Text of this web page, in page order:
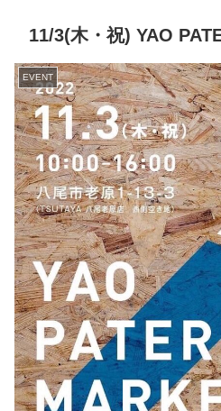
11/3(木・祝) YAO
EVENT